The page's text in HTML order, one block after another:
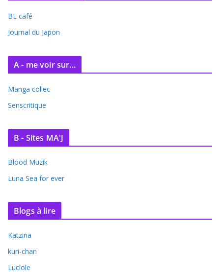
v
e
BL café
Journal du Japon
A - me voir sur...
Manga collec
Senscritique
B - Sites MA'J
Blood Muzik
Luna Sea for ever
Blogs à lire
Katzina
kuri-chan
Luciole